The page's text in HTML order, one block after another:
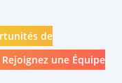
de
une Équipe